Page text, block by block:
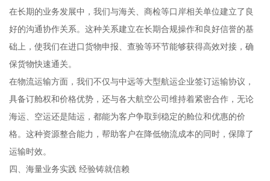
在长期的业务发展中，我们与海关、商检等口岸相关单位建立了良
好的沟通协作关系。这种关系建立在长期合规操作和良好信誉的基
础上，使我们在进口货物申报、查验等环节能够获得高效对接，确
保货物快速通关。
在物流运输方面，我们不仅与中远等大型航运企业签订运输协议，
具备订舱权和价格优势，还与各大航空公司维持着紧密合作，无论
海运、空运还是陆运，都能为客户争取到稳定的舱位和优惠的价
格。这种资源整合能力，帮助客户在降低物流成本的同时，保障了
运输时效。
四、海量业务实践 经验铸就信赖